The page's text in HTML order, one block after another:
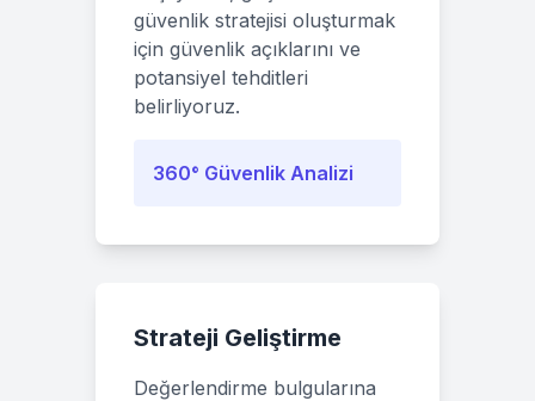
güvenlik stratejisi oluşturmak
için güvenlik açıklarını ve
potansiyel tehditleri
belirliyoruz.
360° Güvenlik Analizi
Strateji Geliştirme
Değerlendirme bulgularına